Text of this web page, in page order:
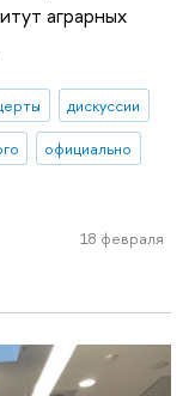
аграрных
дискуссии
официально
18 февраля